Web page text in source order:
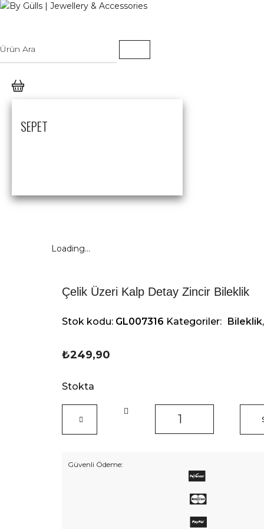
SEPET
Loading...
Çelik Üzeri Kalp Detay Zincir Bileklik
Stok kodu: GL007316 Kategoriler: Bileklik,
₺249,90
Stokta
Kalp
Güvenli Ödeme: